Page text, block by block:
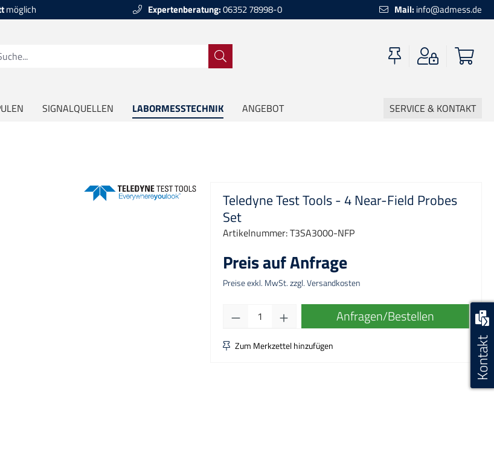
Kontakt
möglich Expertenberatung:06352 78998-0 Mail: info@admess.de
SIGNALQUELLEN LABORMESSTECHNIK ANGEBOT SERVICE & KONTAKT
Teledyne Test Tools - 4 Near-Field Probes
Set
Artikelnummer:T3SA3000-NFP
Preis auf Anfrage
Preise exkl. MwSt. zzgl. Versandkosten
Produkt Anzahl: Gib den gewünschten
Anfragen/Bestellen
Zum Merkzettel hinzufügen